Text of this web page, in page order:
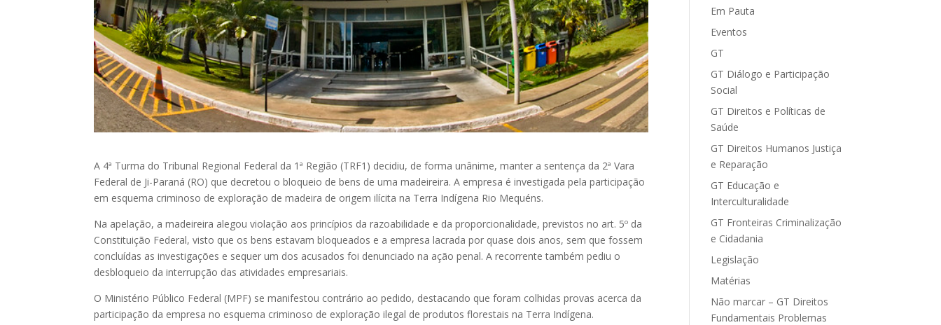
A 4ª Turma do Tribunal Regional Federal da 1ª Região (TRF1) decidiu, de forma unânime, manter a sentença da 2ª Vara
Federal de Ji-Paraná (RO) que decretou o bloqueio de bens de uma madeireira. A empresa é investigada pela participação
em esquema criminoso de exploração de madeira de origem ilícita na Terra Indígena Rio Mequéns.
Na apelação, a madeireira alegou violação aos princípios da razoabilidade e da proporcionalidade, previstos no art. 5º da
Constituição Federal, visto que os bens estavam bloqueados e a empresa lacrada por quase dois anos, sem que fossem
concluídas as investigações e sequer um dos acusados foi denunciado na ação penal. A recorrente também pediu o
desbloqueio da interrupção das atividades empresariais.
O Ministério Público Federal (MPF) se manifestou contrário ao pedido, destacando que foram colhidas provas acerca da
participação da empresa no esquema criminoso de exploração ilegal de produtos florestais na Terra Indígena.
Em Pauta
Eventos
GT
GT Diálogo e Participação
Social
GT Direitos e Políticas de
Saúde
GT Direitos Humanos Justiça
e Reparação
GT Educação e
Interculturalidade
GT Fronteiras Criminalização
e Cidadania
Legislação
Matérias
Não marcar – GT Direitos
Fundamentais Problemas